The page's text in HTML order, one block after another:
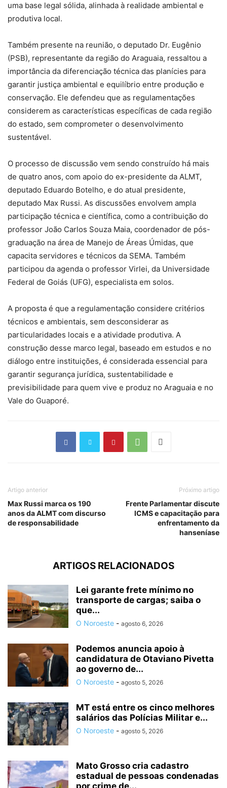
uma base legal sólida, alinhada à realidade ambiental e
produtiva local.
Também presente na reunião, o deputado Dr. Eugênio
(PSB), representante da região do Araguaia, ressaltou a
importância da diferenciação técnica das planícies para
garantir justiça ambiental e equilíbrio entre produção e
conservação. Ele defendeu que as regulamentações
considerem as características específicas de cada região
do estado, sem comprometer o desenvolvimento
sustentável.
O processo de discussão vem sendo construído há mais
de quatro anos, com apoio do ex-presidente da ALMT,
deputado Eduardo Botelho, e do atual presidente,
deputado Max Russi. As discussões envolvem ampla
participação técnica e científica, como a contribuição do
professor João Carlos Souza Maia, coordenador de pós-
graduação na área de Manejo de Áreas Úmidas, que
capacita servidores e técnicos da SEMA. Também
participou da agenda o professor Virlei, da Universidade
Federal de Goiás (UFG), especialista em solos.
A proposta é que a regulamentação considere critérios
técnicos e ambientais, sem desconsiderar as
particularidades locais e a atividade produtiva. A
construção desse marco legal, baseado em estudos e no
diálogo entre instituições, é considerada essencial para
garantir segurança jurídica, sustentabilidade e
previsibilidade para quem vive e produz no Araguaia e no
Vale do Guaporé.
Artigo anterior
Max Russi marca os 190
anos da ALMT com discurso
de responsabilidade
Próximo artigo
Frente Parlamentar discute
ICMS e capacitação para
enfrentamento da
hanseníase
ARTIGOS RELACIONADOS
Lei garante frete mínimo no
transporte de cargas; saiba o
que...
O Noroeste - agosto 6, 2026
Podemos anuncia apoio à
candidatura de Otaviano Pivetta
ao governo de...
O Noroeste - agosto 5, 2026
MT está entre os cinco melhores
salários das Polícias Militar e...
O Noroeste - agosto 5, 2026
Mato Grosso cria cadastro
estadual de pessoas condenadas
por crime de...